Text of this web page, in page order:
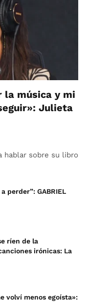
la música y mi
Julieta
hablar sobre su libro
perder”: GABRIEL
ríen de la
irónicas: La
volví menos egoísta»: